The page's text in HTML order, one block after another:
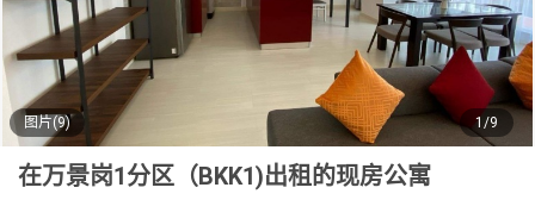
图片(9) 1/9
在万景岗1分区（BKK1)出租的现房公寓